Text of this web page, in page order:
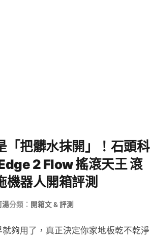
「把髒水抹開」！石頭科
2 Flow 搖滾天王 滾
機器人開箱評測
湯分類： 開箱文 & 評測
夠用了，真正決定你家地板乾不乾淨